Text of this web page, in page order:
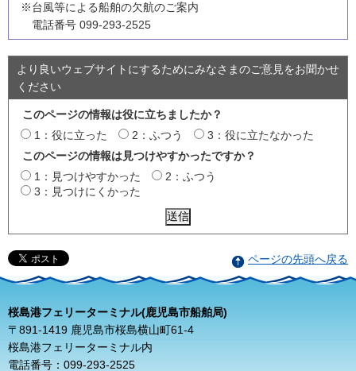
※台風等による船舶の欠航のご案内
電話番号 099-293-2525
より良いウェブサイトにするためにみなさまのご意見をお聞かせ
ください
このページの情報は役に立ちましたか？
1：役に立った
2：ふつう
3：役に立たなかった
このページの情報は見つけやすかったですか？
1：見つけやすかった
2：ふつう
3：見つけにくかった
ページの先頭へ戻る
桜島港フェリーターミナル(鹿児島市船舶局)
〒891-1419 鹿児島市桜島横山町61-4
桜島港フェリーターミナル内
電話番号：099-293-2525